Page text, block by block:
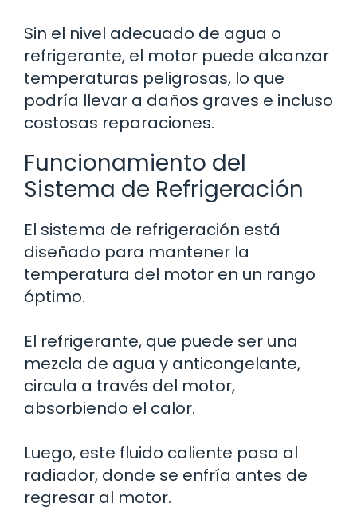
Sin el nivel adecuado de agua o
refrigerante, el motor puede alcanzar
temperaturas peligrosas, lo que
podría llevar a daños graves e incluso
costosas reparaciones.
Funcionamiento del
Sistema de Refrigeración
El sistema de refrigeración está
diseñado para mantener la
temperatura del motor en un rango
óptimo.
El refrigerante, que puede ser una
mezcla de agua y anticongelante,
circula a través del motor,
absorbiendo el calor.
Luego, este fluido caliente pasa al
radiador, donde se enfría antes de
regresar al motor.